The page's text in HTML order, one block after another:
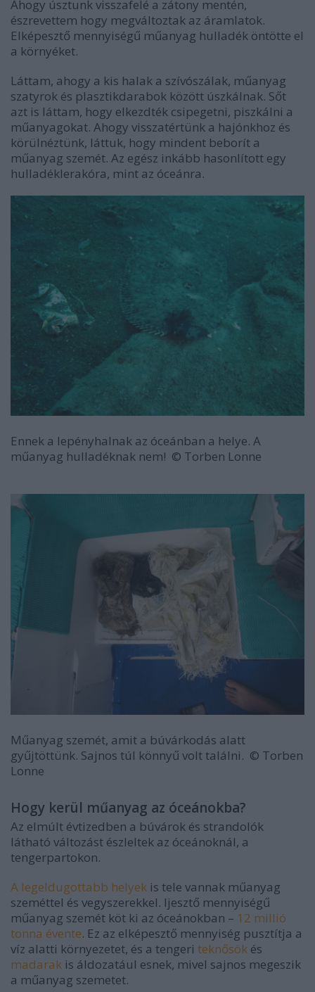
Ahogy úsztunk visszafelé a zátony mentén,
észrevettem hogy megváltoztak az áramlatok.
Elképesztő mennyiségű műanyag hulladék öntötte el
a környéket.
Láttam, ahogy a kis halak a szívószálak, műanyag
szatyrok és plasztikdarabok között úszkálnak. Sőt
azt is láttam, hogy elkezdték csipegetni, piszkálni a
műanyagokat. Ahogy visszatértünk a hajónkhoz és
körülnéztünk, láttuk, hogy mindent beborít a
műanyag szemét. Az egész inkább hasonlított egy
hulladéklerakóra, mint az óceánra.
Ennek a lepényhalnak az óceánban a helye. A
műanyag hulladéknak nem! © Torben Lonne
Műanyag szemét, amit a búvárkodás alatt
gyűjtöttünk. Sajnos túl könnyű volt találni. © Torben
Lonne
Hogy kerül műanyag az óceánokba?
Az elmúlt évtizedben a búvárok és strandolók
látható változást észleltek az óceánoknál, a
tengerpartokon.
A legeldugottabb helyek is tele vannak műanyag
szeméttel és vegyszerekkel. Ijesztő mennyiségű
műanyag szemét köt ki az óceánokban – 12 millió
tonna évente. Ez az elképesztő mennyiség pusztítja a
víz alatti környezetet, és a tengeri teknősök és
madarak is áldozatául esnek, mivel sajnos megeszik
a műanyag szemetet.